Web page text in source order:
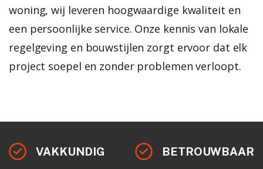
woning, wij leveren hoogwaardige kwaliteit en
een persoonlijke service. Onze kennis van lokale
regelgeving en bouwstijlen zorgt ervoor dat elk
project soepel en zonder problemen verloopt.
VAKKUNDIG BETROUWBAAR